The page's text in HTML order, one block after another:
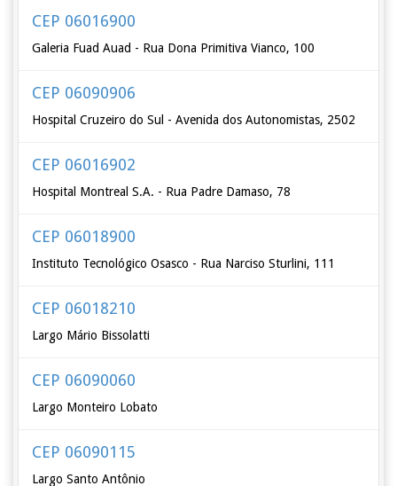
CEP 06016900
Galeria Fuad Auad - Rua Dona Primitiva Vianco, 100
CEP 06090906
Hospital Cruzeiro do Sul - Avenida dos Autonomistas, 2502
CEP 06016902
Hospital Montreal S.A. - Rua Padre Damaso, 78
CEP 06018900
Instituto Tecnológico Osasco - Rua Narciso Sturlini, 111
CEP 06018210
Largo Mário Bissolatti
CEP 06090060
Largo Monteiro Lobato
CEP 06090115
Largo Santo Antônio